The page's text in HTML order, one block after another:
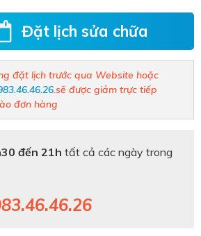
Đặt lịch sửa chữa
đặt lịch trước qua Website hoặc
.sẽ được giảm trực tiếp
đơn hàng
đến 21h tất cả các ngày trong